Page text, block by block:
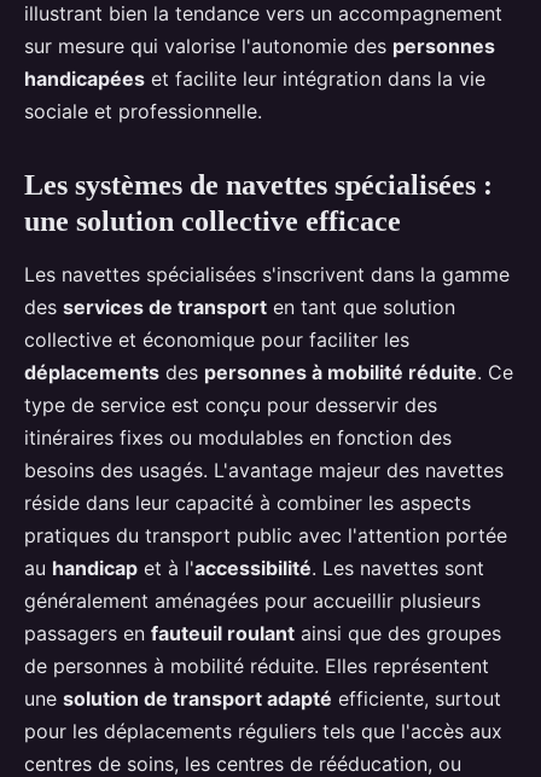
illustrant bien la tendance vers un accompagnement
sur mesure qui valorise l'autonomie des personnes
handicapées et facilite leur intégration dans la vie
sociale et professionnelle.
Les systèmes de navettes spécialisées :
une solution collective efficace
Les navettes spécialisées s'inscrivent dans la gamme
des services de transport en tant que solution
collective et économique pour faciliter les
déplacements des personnes à mobilité réduite. Ce
type de service est conçu pour desservir des
itinéraires fixes ou modulables en fonction des
besoins des usagés. L'avantage majeur des navettes
réside dans leur capacité à combiner les aspects
pratiques du transport public avec l'attention portée
au handicap et à l'accessibilité. Les navettes sont
généralement aménagées pour accueillir plusieurs
passagers en fauteuil roulant ainsi que des groupes
de personnes à mobilité réduite. Elles représentent
une solution de transport adapté efficiente, surtout
pour les déplacements réguliers tels que l'accès aux
centres de soins, les centres de rééducation, ou